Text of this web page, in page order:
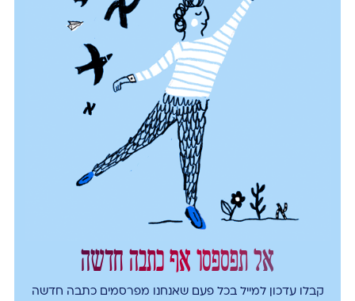
אל תפספסו אף כתבה חדשה
קבלו עדכון למייל בכל פעם שאנחנו מפרסמים כתבה חדשה